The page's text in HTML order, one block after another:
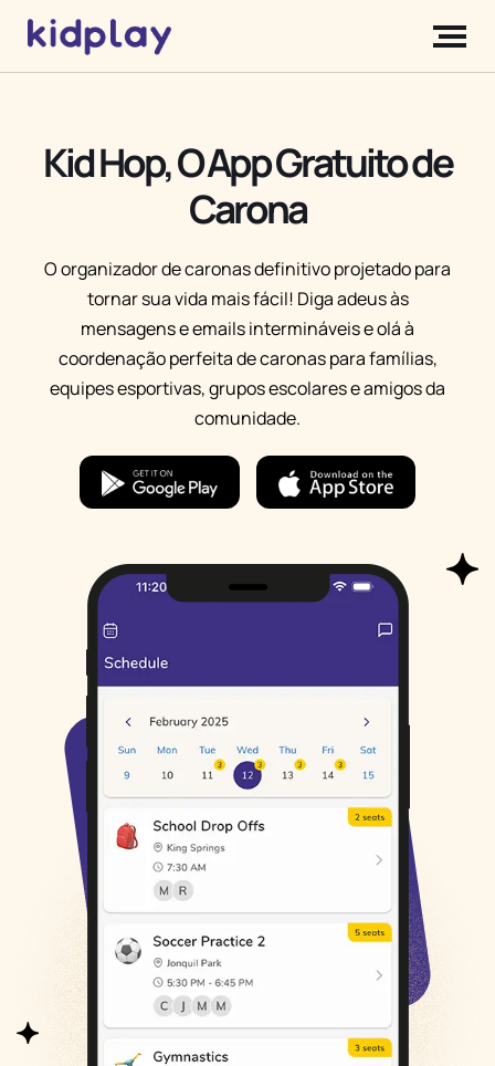
Kid Hop, O App Gratuito de
Carona
O organizador de caronas definitivo projetado para
tornar sua vida mais fácil! Diga adeus às
mensagens e emails intermináveis e olá à
coordenação perfeita de caronas para famílias,
equipes esportivas, grupos escolares e amigos da
comunidade.